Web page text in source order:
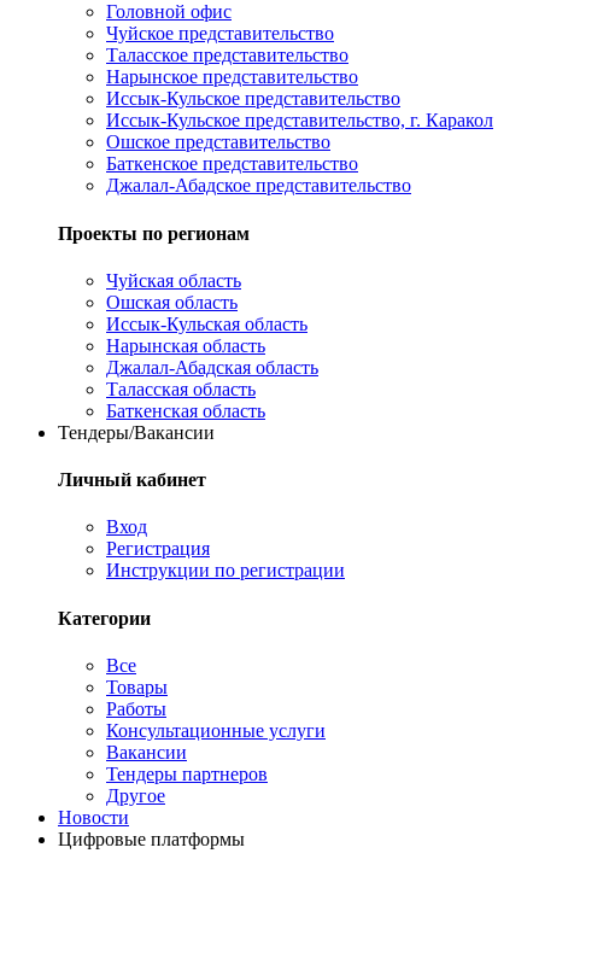
Головной офис
Чуйское представительство
Таласское представительство
Нарынское представительство
Иссык-Кульское представительство
Иссык-Кульское представительство, г. Каракол
Ошское представительство
Баткенское представительство
Джалал-Абадское представительство
Проекты по регионам
Чуйская область
Ошская область
Иссык-Кульская область
Нарынская область
Джалал-Абадская область
Таласская область
Баткенская область
Тендеры/Вакансии
Личный кабинет
Вход
Регистрация
Инструкции по регистрации
Категории
Все
Товары
Работы
Консультационные услуги
Вакансии
Тендеры партнеров
Другое
Новости
Цифровые платформы